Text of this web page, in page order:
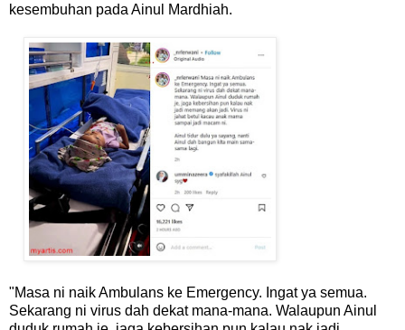
kesembuhan pada Ainul Mardhiah.
"Masa ni naik Ambulans ke Emergency. Ingat ya semua.
Sekarang ni virus dah dekat mana-mana. Walaupun Ainul